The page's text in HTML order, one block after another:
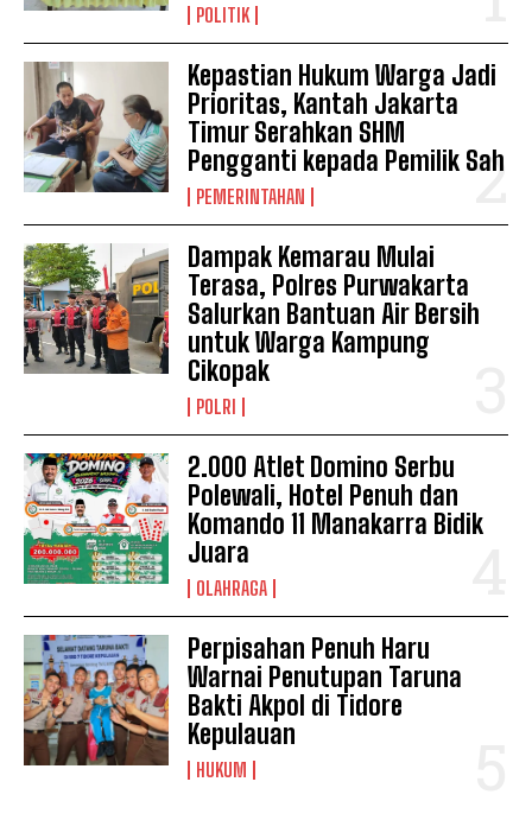
POLITIK
Kepastian Hukum Warga Jadi
Prioritas, Kantah Jakarta
Timur Serahkan SHM
Pengganti kepada Pemilik Sah
PEMERINTAHAN
Dampak Kemarau Mulai
Terasa, Polres Purwakarta
Salurkan Bantuan Air Bersih
untuk Warga Kampung
Cikopak
POLRI
2.000 Atlet Domino Serbu
Polewali, Hotel Penuh dan
Komando 11 Manakarra Bidik
Juara
OLAHRAGA
Perpisahan Penuh Haru
Warnai Penutupan Taruna
Bakti Akpol di Tidore
Kepulauan
HUKUM